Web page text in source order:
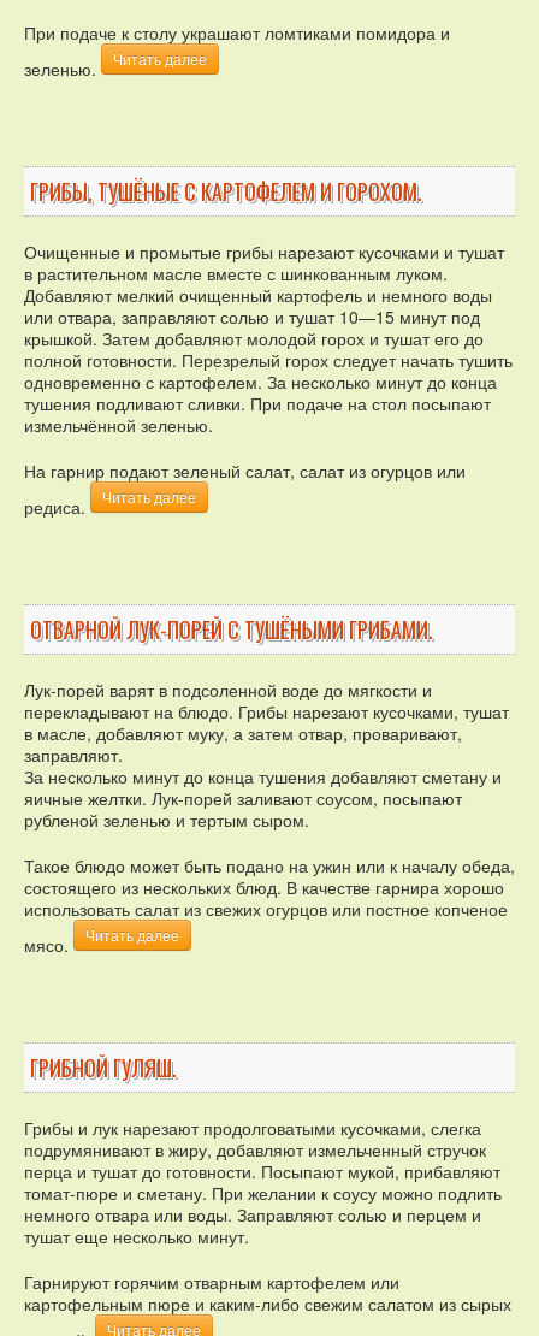
При подаче к столу украшают ломтиками помидора и
зеленью.
Читать далее
ГРИБЫ, ТУШЁНЫЕ С КАРТОФЕЛЕМ И ГОРОХОМ.
Очищенные и промытые грибы нарезают кусочками и тушат
в растительном масле вместе с шинкованным луком.
Добавляют мелкий очищенный картофель и немного воды
или отвара, заправляют солью и тушат 10—15 минут под
крышкой. Затем добавляют молодой горох и тушат его до
полной готовности. Перезрелый горох следует начать тушить
одновременно с картофелем. За несколько минут до конца
тушения подливают сливки. При подаче на стол посыпают
измельчённой зеленью.
На гарнир подают зеленый салат, салат из огурцов или
редиса.
Читать далее
ОТВАРНОЙ ЛУК-ПОРЕЙ С ТУШЁНЫМИ ГРИБАМИ.
Лук-порей варят в подсоленной воде до мягкости и
перекладывают на блюдо. Грибы нарезают кусочками, тушат
в масле, добавляют муку, а затем отвар, проваривают,
заправляют.
За несколько минут до конца тушения добавляют сметану и
яичные желтки. Лук-порей заливают соусом, посыпают
рубленой зеленью и тертым сыром.
Такое блюдо может быть подано на ужин или к началу обеда,
состоящего из нескольких блюд. В качестве гарнира хорошо
использовать салат из свежих огурцов или постное копченое
мясо.
Читать далее
ГРИБНОЙ ГУЛЯШ.
Грибы и лук нарезают продолговатыми кусочками, слегка
подрумянивают в жиру, добавляют измельченный стручок
перца и тушат до готовности. Посыпают мукой, прибавляют
томат-пюре и сметану. При желании к соусу можно подлить
немного отвара или воды. Заправляют солью и перцем и
тушат еще несколько минут.
Гарнируют горячим отварным картофелем или
картофельным пюре и каким-либо свежим салатом из сырых
Читать далее